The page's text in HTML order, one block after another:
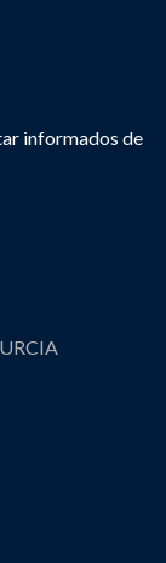
informados de